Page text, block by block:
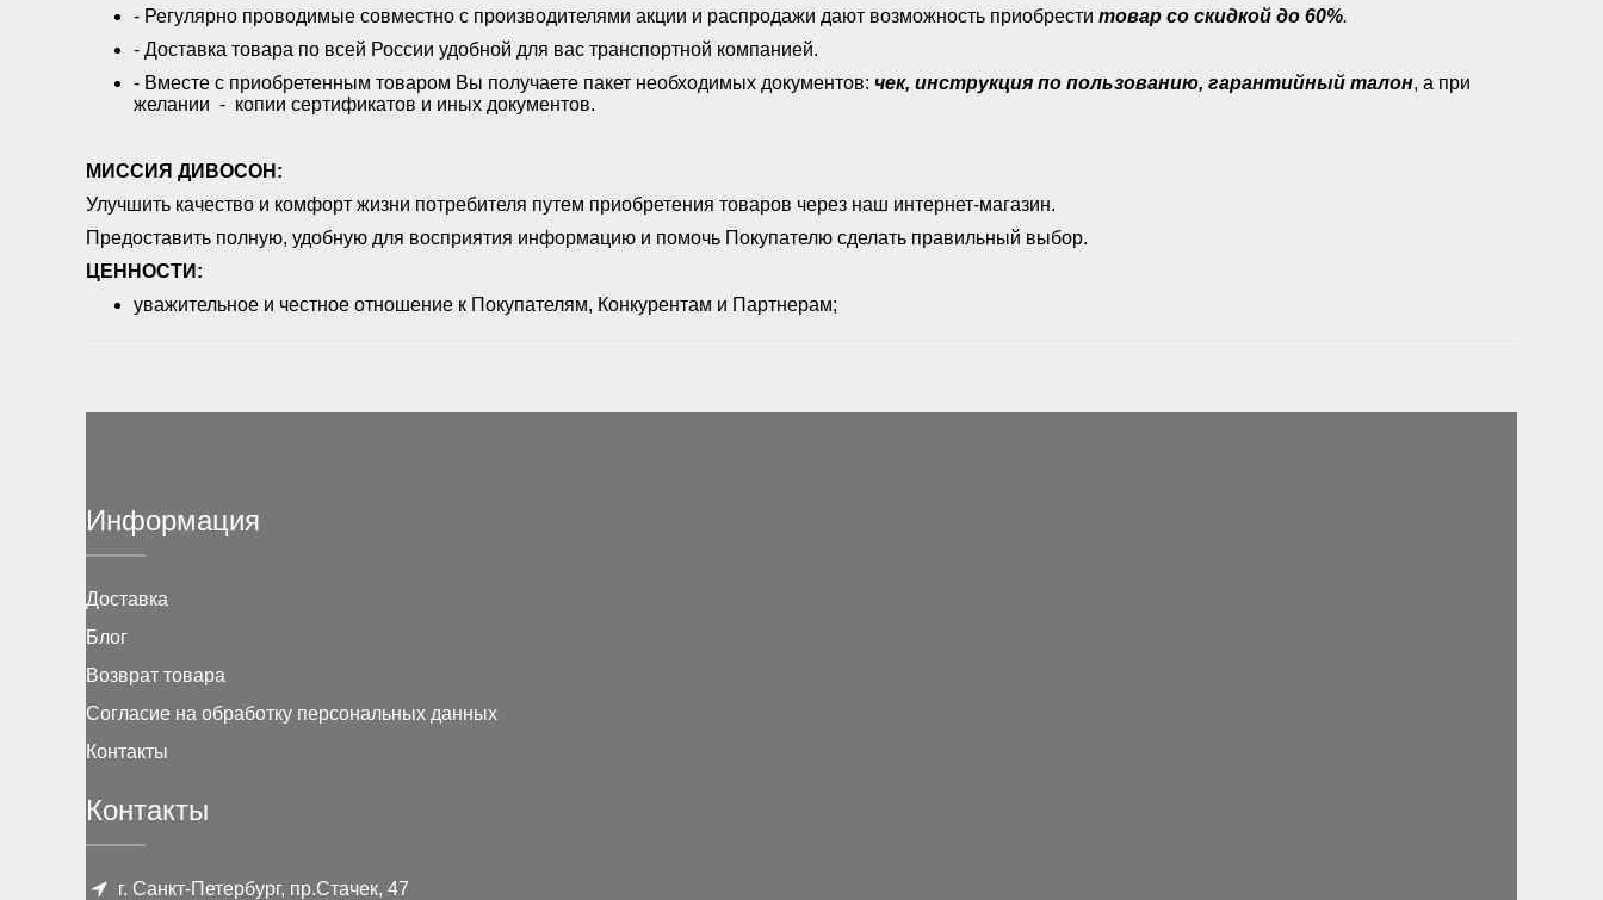
- Регулярно проводимые совместно с производителями акции и распродажи дают возможность приобрести товар со скидкой до 60%.
- Доставка товара по всей России удобной для вас транспортной компанией.
- Вместе с приобретенным товаром Вы получаете пакет необходимых документов: чек, инструкция по пользованию, гарантийный талон, а при
желании - копии сертификатов и иных документов.
МИССИЯ ДИВОСОН:
Улучшить качество и комфорт жизни потребителя путем приобретения товаров через наш интернет-магазин.
Предоставить полную, удобную для восприятия информацию и помочь Покупателю сделать правильный выбор.
ЦЕННОСТИ:
уважительное и честное отношение к Покупателям, Конкурентам и Партнерам;
Информация
Доставка
Блог
Возврат товара
Согласие на обработку персональных данных
Контакты
Контакты
г. Санкт-Петербург, пр.Стачек, 47